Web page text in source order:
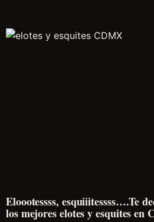
Eloootessss, esquiiitessss….Te
los mejores elotes y esquites en